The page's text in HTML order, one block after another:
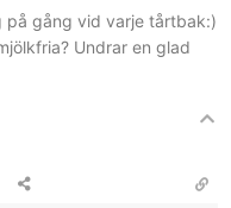
på gång vid varje tårtbak:)
Undrar en glad